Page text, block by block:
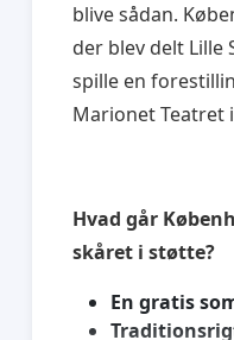
blive sådan.
der blev delt
spille en
Marionet Teatret
Hvad går
skåret i støtte?
En gratis